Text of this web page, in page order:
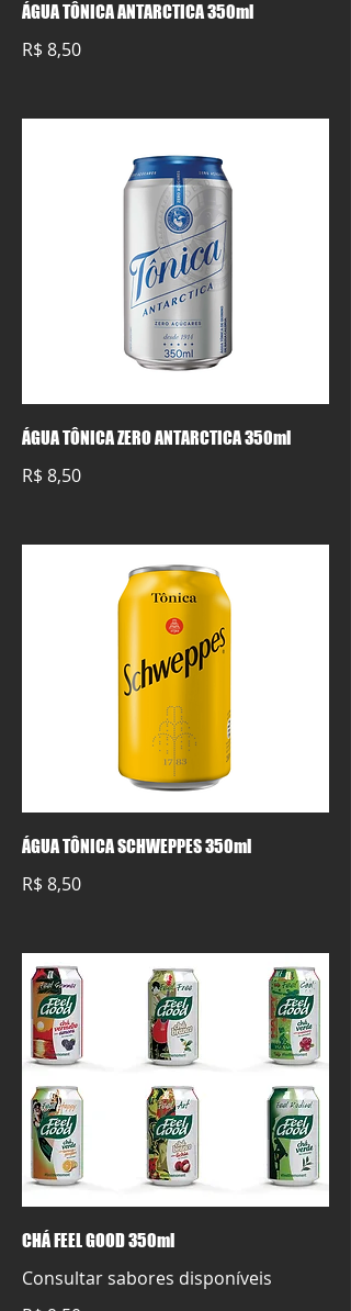
ÁGUA TÔNICA ANTARCTICA 350ml
R$ 8,50
ÁGUA TÔNICA ZERO ANTARCTICA 350ml
R$ 8,50
ÁGUA TÔNICA SCHWEPPES 350ml
R$ 8,50
CHÁ FEEL GOOD 350ml
Consultar sabores disponíveis